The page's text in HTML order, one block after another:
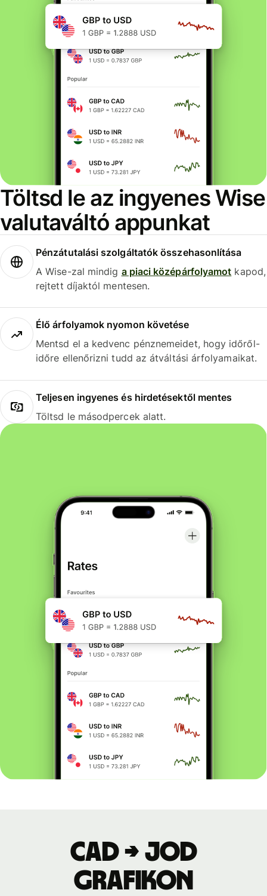
Töltsd le az ingyenes Wise
valutaváltó appunkat
Pénzátutalási szolgáltatók összehasonlítása
A Wise-zal mindig a piaci középárfolyamot kapod,
rejtett díjaktól mentesen.
Élő árfolyamok nyomon követése
Mentsd el a kedvenc pénznemeidet, hogy időről-
időre ellenőrizni tudd az átváltási árfolyamaikat.
Teljesen ingyenes és hirdetésektől mentes
Töltsd le másodpercek alatt.
CAD → JOD
grafikon